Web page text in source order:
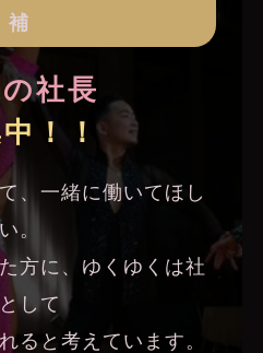
補
社長
！！
、一緒に働いてほし
い。
方に、ゆくゆくは社
して
ると考えています。